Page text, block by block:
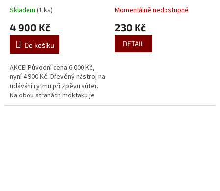
Skladem (1 ks)
4 900 Kč
Do košíku
AKCE! Původní cena 6 000 Kč,
nyní 4 900 Kč. Dřevěný nástroj na
udávání rytmu při zpěvu súter.
Na obou stranách moktaku je
dekorativní řezba - z každé
Momentálně nedostupné
230 Kč
DETAIL